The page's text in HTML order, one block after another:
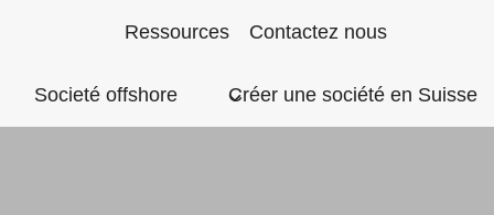
contenu
Ressources Contactez nous
Societé offshore Créer une société en Suisse